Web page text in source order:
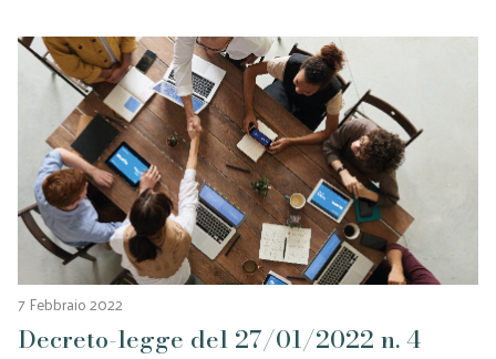
7 Febbraio 2022
Decreto-legge del 27/01/2022 n. 4